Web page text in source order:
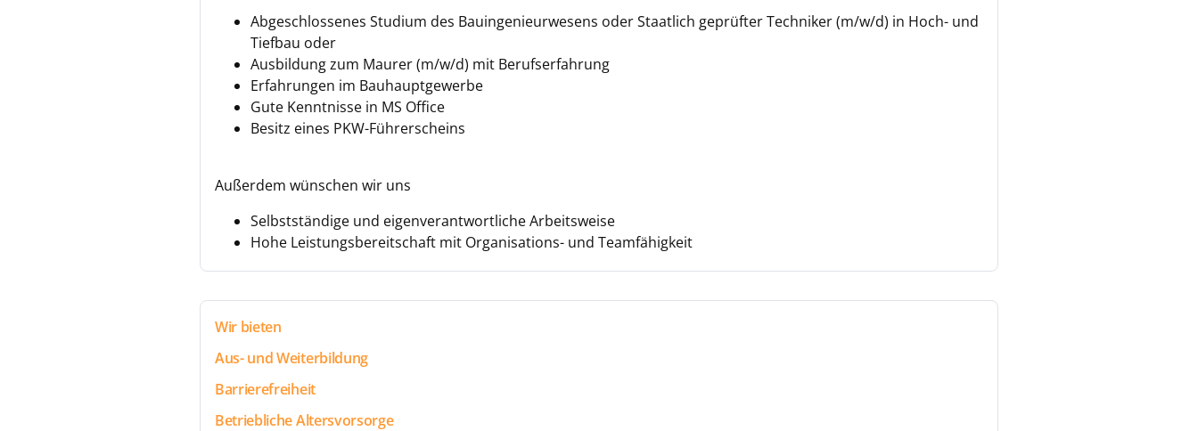
Abgeschlossenes Studium des Bauingenieurwesens oder Staatlich geprüfter Techniker (m/w/d) in Hoch- und
Tiefbau oder
Ausbildung zum Maurer (m/w/d) mit Berufserfahrung
Erfahrungen im Bauhauptgewerbe
Gute Kenntnisse in MS Office
Besitz eines PKW-Führerscheins
Außerdem wünschen wir uns
Selbstständige und eigenverantwortliche Arbeitsweise
Hohe Leistungsbereitschaft mit Organisations- und Teamfähigkeit
Wir bieten
Aus- und Weiterbildung
Barrierefreiheit
Betriebliche Altersvorsorge